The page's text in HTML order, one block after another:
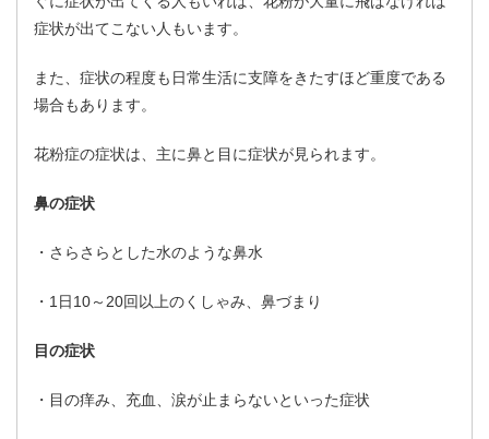
症状が出てこない人もいます。
また、症状の程度も日常生活に支障をきたすほど重度である
場合もあります。
花粉症の症状は、主に鼻と目に症状が見られます。
鼻の症状
・さらさらとした水のような鼻水
・1日10～20回以上のくしゃみ、鼻づまり
目の症状
・目の痒み、充血、涙が止まらないといった症状